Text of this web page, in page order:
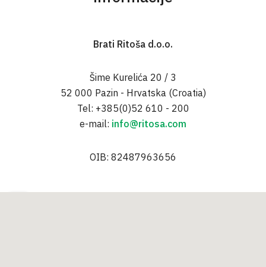
Brati Ritoša d.o.o.
Šime Kurelića 20 / 3
52 000 Pazin - Hrvatska (Croatia)
Tel: +385(0)52 610 - 200
e-mail: info@ritosa.com
OIB: 82487963656